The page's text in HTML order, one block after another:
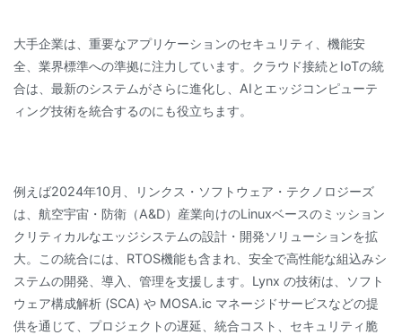
大手企業は、重要なアプリケーションのセキュリティ、機能安
全、業界標準への準拠に注力しています。クラウド接続とIoTの統
合は、最新のシステムがさらに進化し、AIとエッジコンピューテ
ィング技術を統合するのにも役立ちます。
例えば2024年10月、リンクス・ソフトウェア・テクノロジーズ
は、航空宇宙・防衛（A&D）産業向けのLinuxベースのミッション
クリティカルなエッジシステムの設計・開発ソリューションを拡
大。この統合には、RTOS機能も含まれ、安全で高性能な組込みシ
ステムの開発、導入、管理を支援します。Lynx の技術は、ソフト
ウェア構成解析 (SCA) や MOSA.ic マネージドサービスなどの提
供を通じて、プロジェクトの遅延、統合コスト、セキュリティ脆